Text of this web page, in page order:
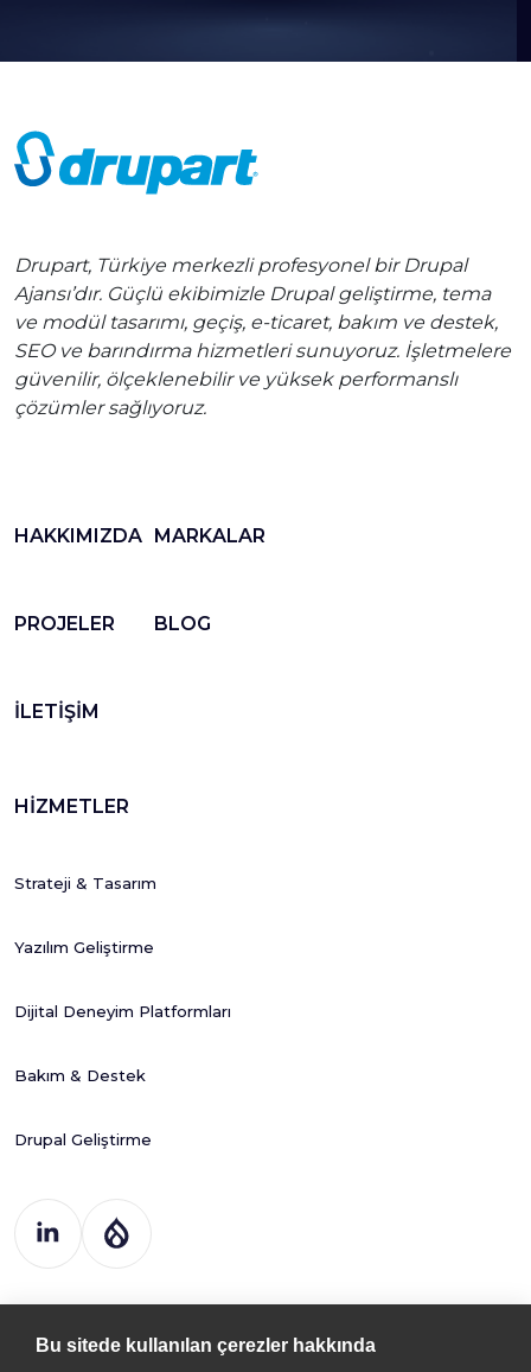
Drupart, Türkiye merkezli profesyonel bir Drupal
Ajansı’dır. Güçlü ekibimizle Drupal geliştirme, tema
ve modül tasarımı, geçiş, e-ticaret, bakım ve destek,
SEO ve barındırma hizmetleri sunuyoruz. İşletmelere
güvenilir, ölçeklenebilir ve yüksek performanslı
çözümler sağlıyoruz.
HAKKIMIZDA MARKALAR
PROJELER BLOG
İLETİŞİM
HİZMETLER
Strateji & Tasarım
Yazılım Geliştirme
Dijital Deneyim Platformları
Bakım & Destek
Drupal Geliştirme
Kemal Nehrozoğlu Cad. 400. Sk.
Bu sitede kullanılan çerezler hakkında